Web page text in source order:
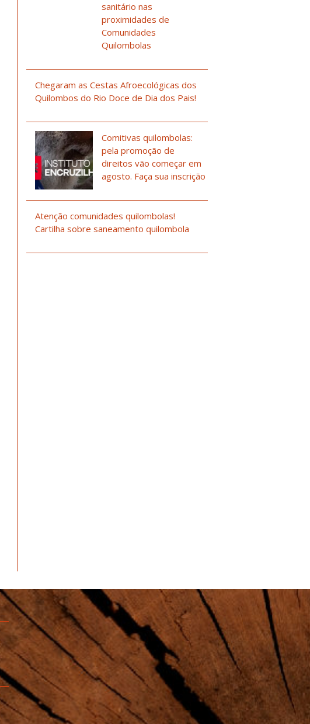
sanitário nas
proximidades de
Comunidades
Quilombolas
Chegaram as Cestas Afroecológicas dos
Quilombos do Rio Doce de Dia dos Pais!
Comitivas quilombolas:
pela promoção de
direitos vão começar em
agosto. Faça sua inscrição
Atenção comunidades quilombolas!
Cartilha sobre saneamento quilombola